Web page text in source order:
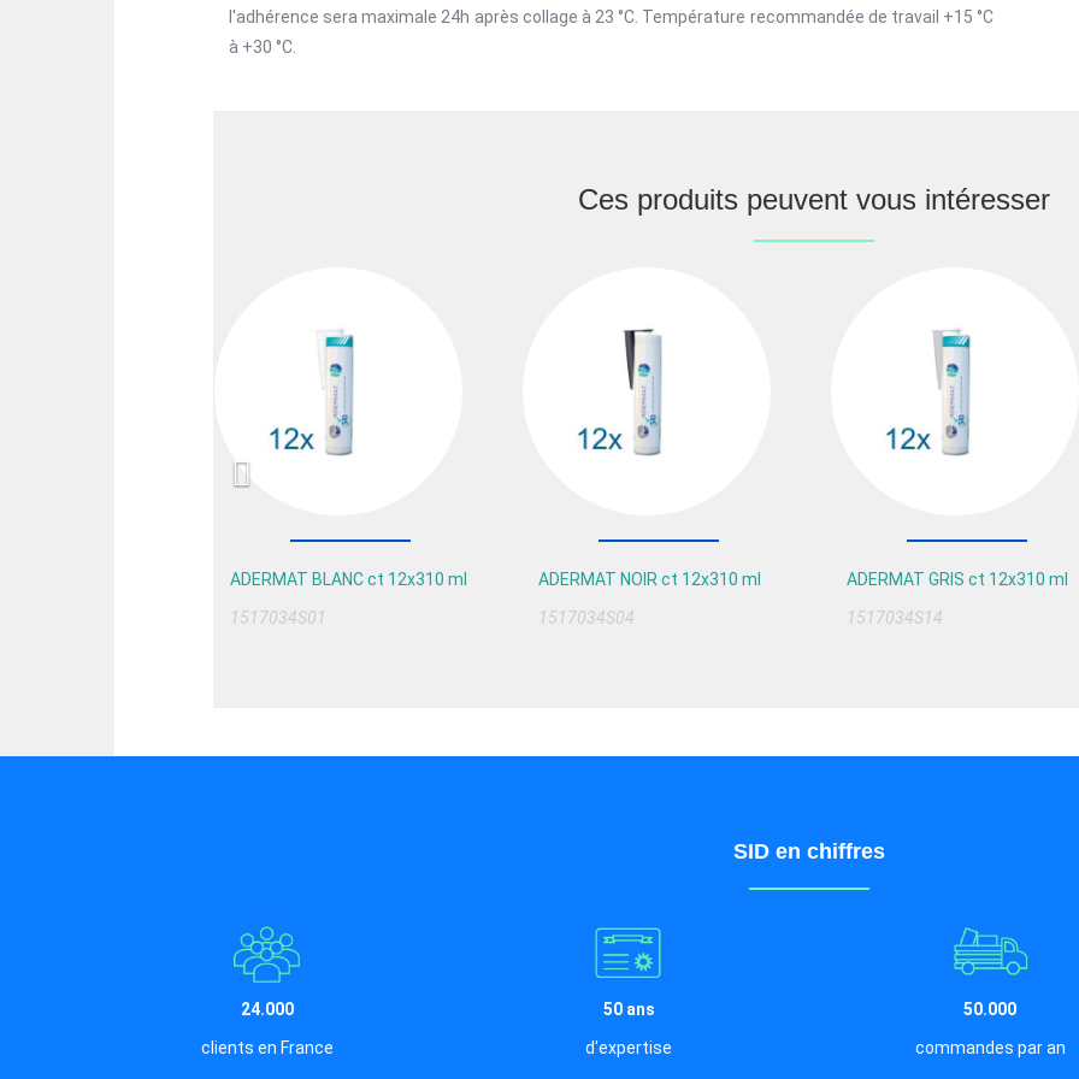
l'adhérence sera maximale 24h après collage à 23 °C. Température recommandée de travail +15 °C
à +30 °C.
Ces produits peuvent vous intéresser
ADERMAT BLANC ct 12x310 ml
1517034S01
ADERMAT NOIR ct 12x310 ml
1517034S04
ADERMAT GRIS ct 12x310 ml
1517034S14
SID en chiffres
24.000
clients en France
50 ans
d'expertise
50.000
commandes par an